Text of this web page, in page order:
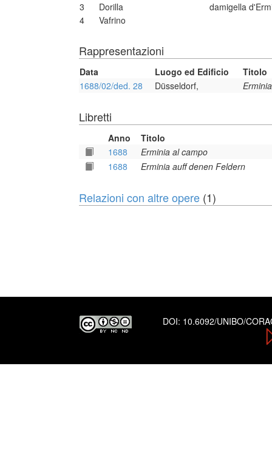
3
Dorilla
damigella
4
Vafrino
Rappresentazioni
Data Luogo ed Edificio
Titolo
1688/02/ded. 28
Düsseldorf,
Libretti
Anno
Titolo
1688
Erminia al campo
1688
Erminia auff denen Feldern
Relazioni con altre opere (1)
DOI: 10.6092/UNIBO/